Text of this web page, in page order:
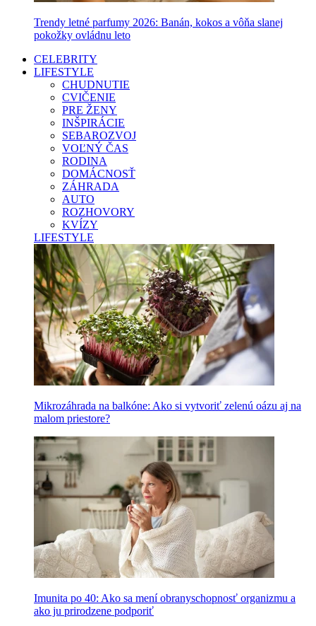
Trendy letné parfumy 2026: Banán, kokos a vôňa slanej
pokožky ovládnu leto
CELEBRITY
LIFESTYLE
CHUDNUTIE
CVIČENIE
PRE ŽENY
INŠPIRÁCIE
SEBAROZVOJ
VOĽNÝ ČAS
RODINA
DOMÁCNOSŤ
ZÁHRADA
AUTO
ROZHOVORY
KVÍZY
LIFESTYLE
Mikrozáhrada na balkóne: Ako si vytvoriť zelenú oázu aj na
malom priestore?
Imunita po 40: Ako sa mení obranyschopnosť organizmu a
ako ju prirodzene podporiť